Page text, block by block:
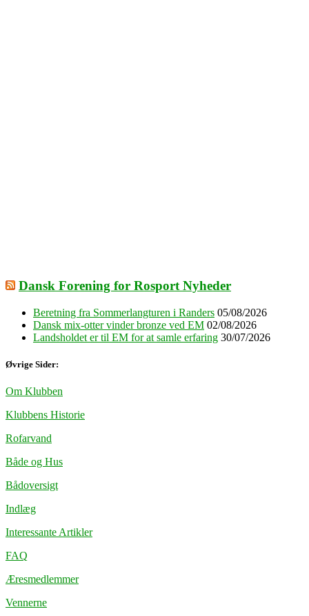
Dansk Forening for Rosport Nyheder
Beretning fra Sommerlangturen i Randers 05/08/2026
Dansk mix-otter vinder bronze ved EM 02/08/2026
Landsholdet er til EM for at samle erfaring 30/07/2026
Øvrige Sider:
Om Klubben
Klubbens Historie
Rofarvand
Både og Hus
Bådoversigt
Indlæg
Interessante Artikler
FAQ
Æresmedlemmer
Vennerne